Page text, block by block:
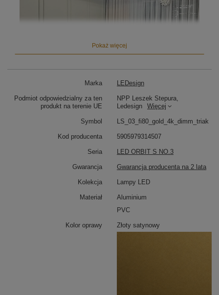
to wyjątkowa lampa wisząca LED,
swobodą aranżacji. Trzy okręgi o średnicach80, 60 i 40
w eleganckim, złotym satynowym wykończeniu.
emitują równomierne światło, które sprzyja codziennym
czynnościom, jednocześnie podkreślając detale
Lampa jest przystosowana dościemniania za pomocą
Pokaż więcej
Marka LEDesign
Podmiot odpowiedzialny za ten
produkt na terenie UE
NPP Leszek Stepura,
Ledesign
Więcej
Symbol LS_03_fi80_gold_4k_dimm_triak
Kod producenta 5905979314507
Seria LED ORBIT S NO.3
Gwarancja Gwarancja producenta na 2 lata
Kolekcja Lampy LED
Materiał
Aluminium
PVC
Kolor oprawy Złoty satynowy